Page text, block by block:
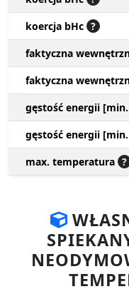
koercja bHc ?
faktyczna
faktyczna
gęstość energii
gęstość energii
max. temperatura ?